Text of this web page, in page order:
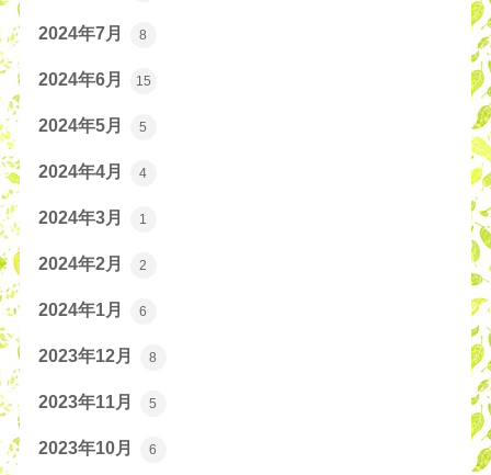
2024年7月 8
2024年6月 15
2024年5月 5
2024年4月 4
2024年3月 1
2024年2月 2
2024年1月 6
2023年12月 8
2023年11月 5
2023年10月 6